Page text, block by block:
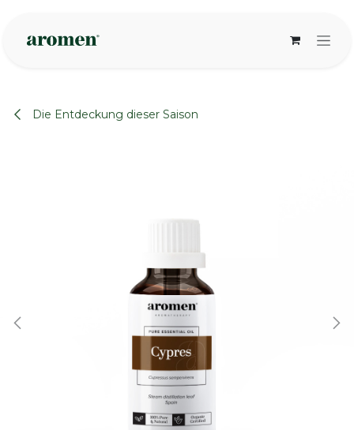
Die Entdeckung dieser Saison